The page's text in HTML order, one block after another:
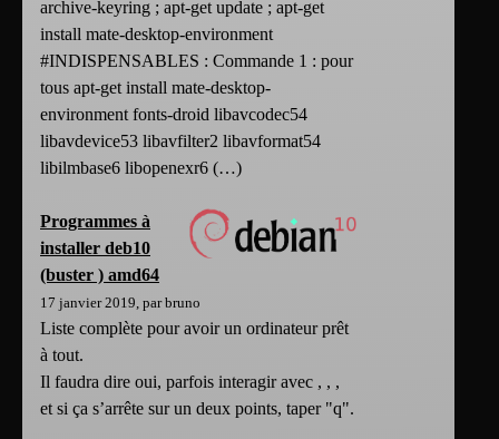
archive-keyring ; apt-get update ; apt-get
install mate-desktop-environment
#INDISPENSABLES : Commande 1 : pour
tous apt-get install mate-desktop-
environment fonts-droid libavcodec54
libavdevice53 libavfilter2 libavformat54
libilmbase6 libopenexr6 (…)
Programmes à
installer deb10
(buster ) amd64
17 janvier 2019, par bruno
Liste complète pour avoir un ordinateur prêt
à tout.
Il faudra dire oui, parfois interagir avec , , ,
et si ça s’arrête sur un deux points, taper "q".